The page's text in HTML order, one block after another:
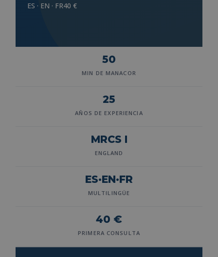
ES · EN · FR40 €
50
MIN DE MANACOR
25
AÑOS DE EXPERIENCIA
MRCS I
ENGLAND
ES·EN·FR
MULTILINGÜE
40 €
PRIMERA CONSULTA